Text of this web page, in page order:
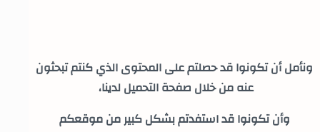
ونأمل أن تكونوا قد حصلتم على المحتوى الذي كنتم تبحثون
عنه من خلال صفحة التحميل لدينا،
وأن تكونوا قد استفدتم بشكل كبير من موقعكم